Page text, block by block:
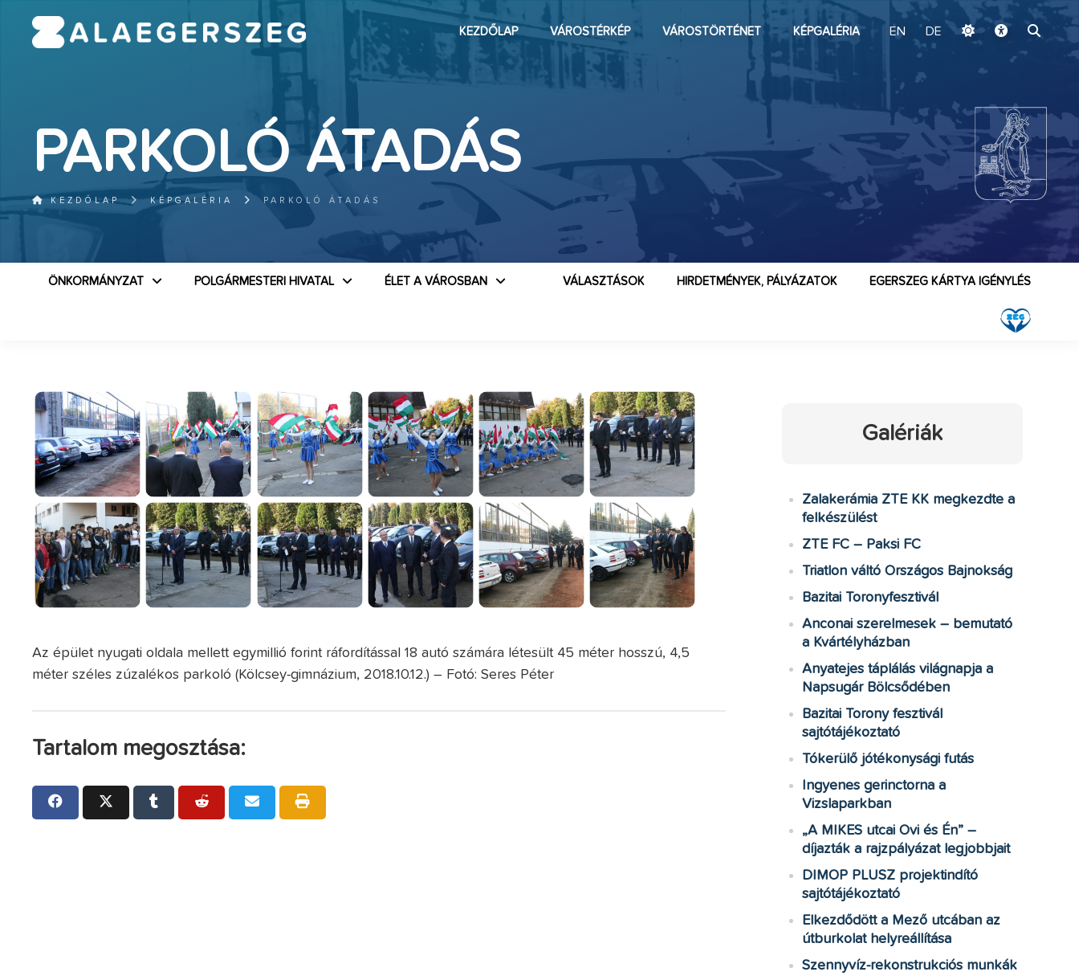
ugrás a fő tartalomhoz
KEZDŐLAP VÁROSTÉRKÉP VÁROSTÖRTÉNET KÉPGALÉRIA EN DE
PARKOLÓ ÁTADÁS
KEZDŐLAP KÉPGALÉRIA PARKOLÓ ÁTADÁS
ÖNKORMÁNYZAT POLGÁRMESTERI HIVATAL ÉLET A VÁROSBAN EGERSZEG KÁRTYA IGÉNYLÉS
HIRDETMÉNYEK, PÁLYÁZATOK
VÁLASZTÁSOK
Az épület nyugati oldala mellett egymillió forint ráfordítással 18 autó számára létesült 45 méter hosszú, 4,5
méter széles zúzalékos parkoló (Kölcsey-gimnázium, 2018.10.12.) – Fotó: Seres Péter
Tartalom megosztása:
Galériák
Zalakerámia ZTE KK megkezdte a
felkészülést
ZTE FC – Paksi FC
Triatlon váltó Országos Bajnokság
Bazitai Toronyfesztivál
Anconai szerelmesek – bemutató
a Kvártélyházban
Anyatejes táplálás világnapja a
Napsugár Bölcsődében
Bazitai Torony fesztivál
sajtótájékoztató
Tókerülő jótékonysági futás
Ingyenes gerinctorna a
Vizslaparkban
„A MIKES utcai Ovi és Én” –
díjazták a rajzpályázat legjobbjait
DIMOP PLUSZ projektindító
sajtótájékoztató
Elkezdődött a Mező utcában az
útburkolat helyreállítása
Szennyvíz-rekonstrukciós munkák